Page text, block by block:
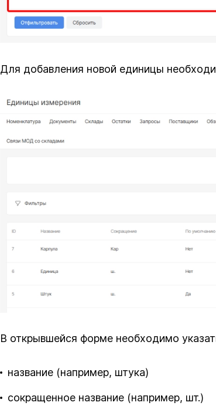
Для добавления новой единицы
В открывшейся форме необходимо
название (например, штука)
сокращенное название (например, шт.)